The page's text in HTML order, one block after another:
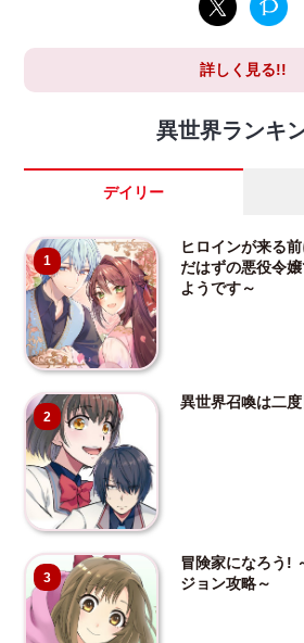
詳しく見る!!
異世界ランキ
デイリー
1
ヒロインが来る
だはずの悪役令
ようです～
2
異世界召喚は二
3
冒険家になろう!
ジョン攻略～